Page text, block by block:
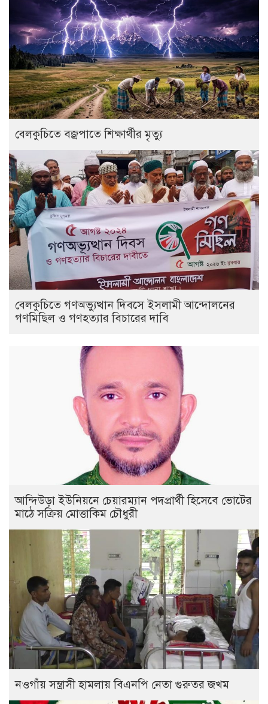
বেলকুচিতে বজ্রপাতে শিক্ষার্থীর মৃত্যু
বেলকুচিতে গণঅভ্যুত্থান দিবসে ইসলামী আন্দোলনের
গণমিছিল ও গণহত্যার বিচারের দাবি
আন্দিউড়া ইউনিয়নে চেয়ারম্যান পদপ্রার্থী হিসেবে ভোটের
মাঠে সক্রিয় মোত্তাকিম চৌধুরী
নওগাঁয় সন্ত্রাসী হামলায় বিএনপি নেতা গুরুতর জখম